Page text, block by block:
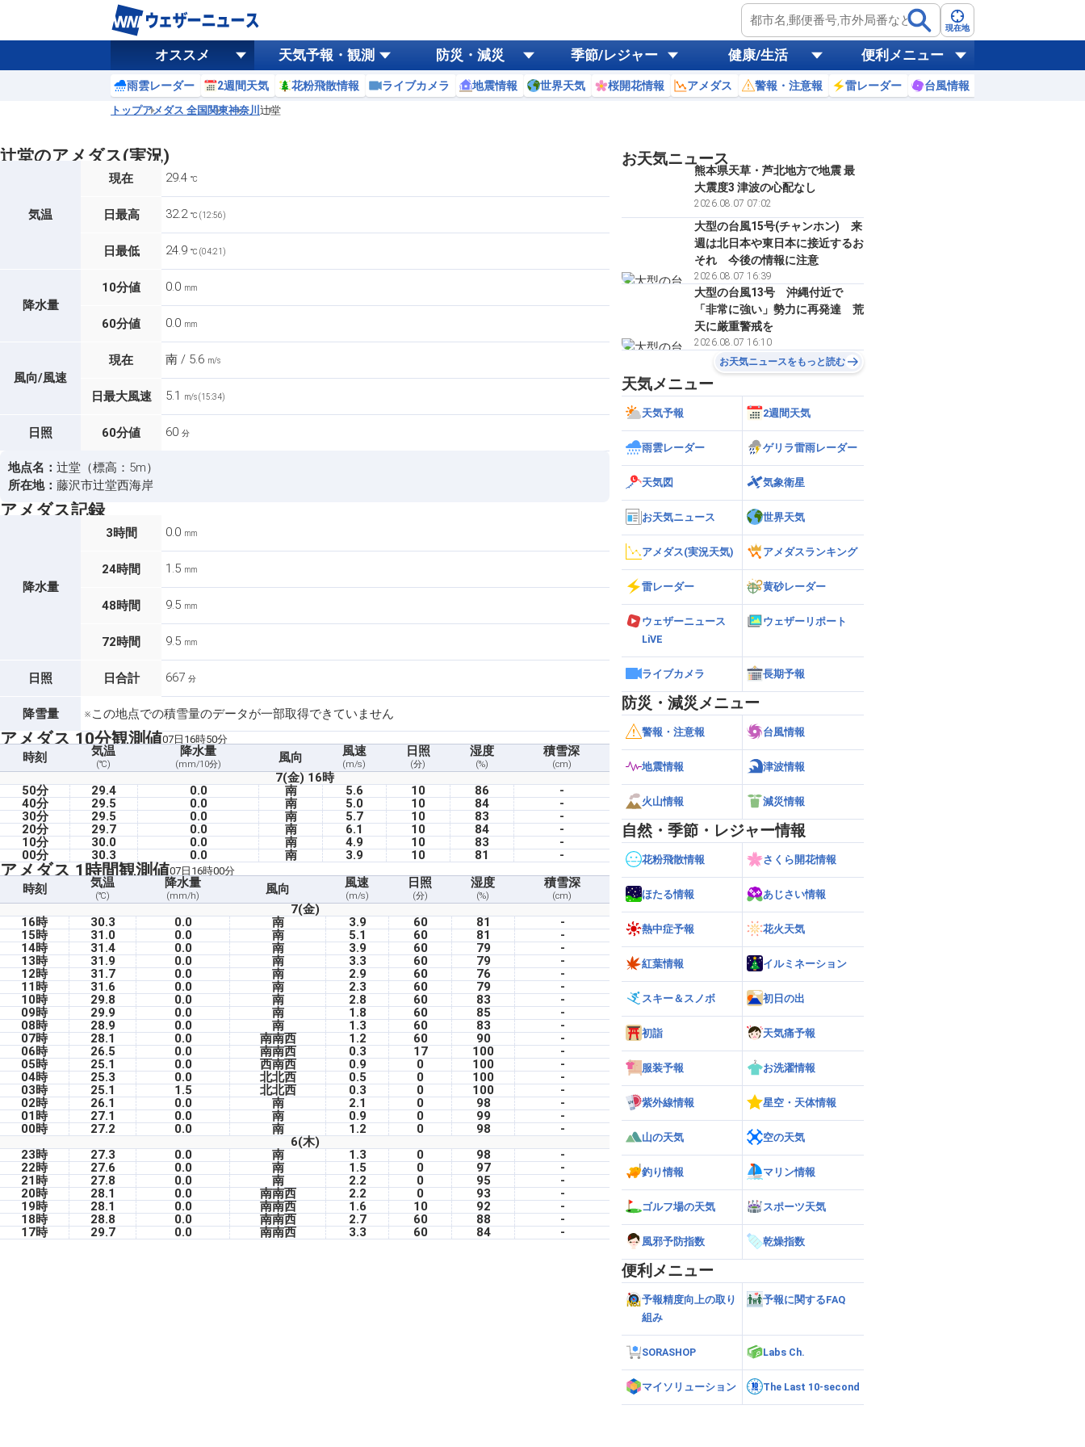
現在地
オススメ 天気予報・観測 防災・減災 季節/レジャー 健康/生活 便利メニュー
雨雲レーダー 2週間天気 花粉飛散情報 ライブカメラ 地震情報 世界天気 桜開花情報 アメダス 警報・注意報 雷レーダー 台風情報
トップアメダス 全国 関東神奈川 辻堂
辻堂のアメダス(実況)
気温
現在 29.4 ℃
日最高 32.2 ℃ (12:56)
日最低 24.9 ℃ (04:21)
降水量
10分値 0.0 mm
60分値 0.0 mm
風向/風速
現在 南 / 5.6 m/s
日最大風速 5.1 m/s (15:34)
日照 60分値 60 分
地点名： 辻堂（標高：5m）
所在地： 藤沢市辻堂西海岸
アメダス記録
降水量
3時間 0.0 mm
24時間 1.5 mm
48時間 9.5 mm
72時間 9.5 mm
日照 日合計 667 分
降雪量 ※この地点での積雪量のデータが一部取得できていません
アメダス 10分観測値07日16時50分
時刻 気温
(℃)
降水量
(mm/10分) 風向 風速
(m/s)
日照
(分)
湿度
(%)
積雪深
(cm)
7(金) 16時
50分
29.4 0.0 南 5.6 10 86
-
40分
29.5 0.0 南 5.0 10 84
-
30分
29.5 0.0 南 5.7 10 83
-
20分
29.7 0.0 南 6.1 10 84
-
10分
30.0 0.0 南 4.9 10 83
-
00分
30.3 0.0 南 3.9 10 81 -
アメダス 1時間観測値07日16時00分
時刻 気温
(℃)
降水量
(mm/h) 風向 風速
(m/s)
日照
(分)
湿度
(%)
積雪深
(cm)
7(金)
16時
30.3 0.0 南 3.9 60 81
-
15時
31.0 0.0 南 5.1 60 81
-
14時
31.4 0.0 南 3.9 60 79
-
13時
31.9 0.0 南 3.3 60 79
-
12時
31.7 0.0 南 2.9 60 76
-
11時
31.6 0.0 南 2.3 60 79
-
10時
29.8 0.0 南 2.8 60 83
-
09時
29.9 0.0 南 1.8 60 85
-
08時
28.9 0.0 南 1.3 60 83
-
07時
28.1 0.0 南南西 1.2 60 90
-
06時
26.5 0.0 南南西 0.3 17 100
-
05時
25.1 0.0 西南西 0.9 0 100
-
04時
25.3 0.0 北北西 0.5 0 100
-
03時
25.1 1.5 北北西 0.3 0 100
-
02時
26.1 0.0 南 2.1 0 98
-
01時
27.1 0.0 南 0.9 0 99
-
00時
27.2 0.0 南 1.2 0 98
-
6(木)
23時
27.3 0.0 南 1.3 0 98
-
22時
27.6 0.0 南 1.5 0 97
-
21時
27.8 0.0 南 2.2 0 95
-
20時
28.1 0.0 南南西 2.2 0 93
-
19時
28.1 0.0 南南西 1.6 10 92
-
18時
28.8 0.0 南南西 2.7 60 88
-
17時
29.7 0.0 南南西 3.3 60 84 -
お天気ニュース
熊本県天草・芦北地方で地震 最
大震度3 津波の心配なし
2026.08.07 07:02
大型の台風15号(チャンホン) 来
週は北日本や東日本に接近するお
それ 今後の情報に注意
2026.08.07 16:39
大型の台風13号 沖縄付近で
「非常に強い」勢力に再発達 荒
天に厳重警戒を
2026.08.07 16:10
お天気ニュースをもっと読む
天気メニュー
天気予報 2週間天気
雨雲レーダー ゲリラ雷雨レーダー
天気図 気象衛星
お天気ニュース 世界天気
アメダス(実況天気) アメダスランキング
雷レーダー 黄砂レーダー
ウェザーニュース
LiVE
ウェザーリポート
ライブカメラ 長期予報
防災・減災メニュー
警報・注意報 台風情報
地震情報 津波情報
火山情報 減災情報
自然・季節・レジャー情報
花粉飛散情報 さくら開花情報
ほたる情報 あじさい情報
熱中症予報 花火天気
紅葉情報 イルミネーション
スキー＆スノボ 初日の出
初詣 天気痛予報
服装予報 お洗濯情報
紫外線情報 星空・天体情報
山の天気 空の天気
釣り情報 マリン情報
ゴルフ場の天気 スポーツ天気
風邪予防指数 乾燥指数
便利メニュー
予報精度向上の取り
組み
予報に関するFAQ
SORASHOP Labs Ch.
マイソリューション The Last 10-second